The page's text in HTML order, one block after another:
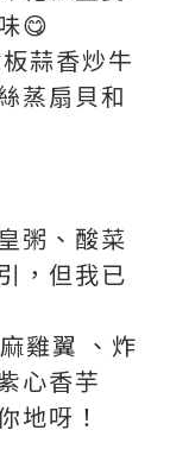
😋
蒜香炒牛
蒸扇貝和
粥、酸菜
，但我已
雞翼 、炸
心香芋
地呀！